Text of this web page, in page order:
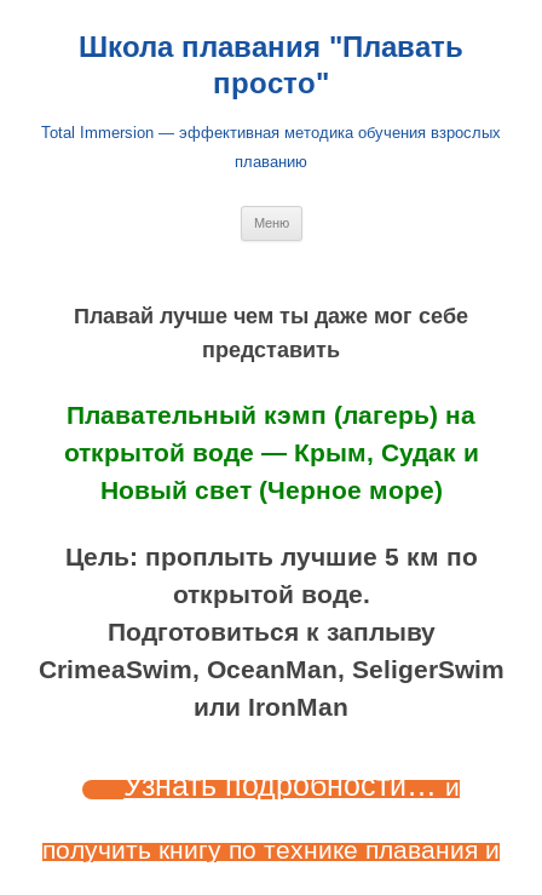
Школа плавания "Плавать
просто"
Total Immersion — эффективная методика обучения взрослых
плаванию
Меню
Плавай лучше чем ты даже мог себе
представить
Плавательный кэмп (лагерь) на
открытой воде — Крым, Судак и
Новый свет (Черное море)
Цель: проплыть лучшие 5 км по
открытой воде.
Подготовиться к заплыву
CrimeaSwim, OceanMan, SeligerSwim
или IronMan
Узнать подробности…и
получить книгу по технике плавания и